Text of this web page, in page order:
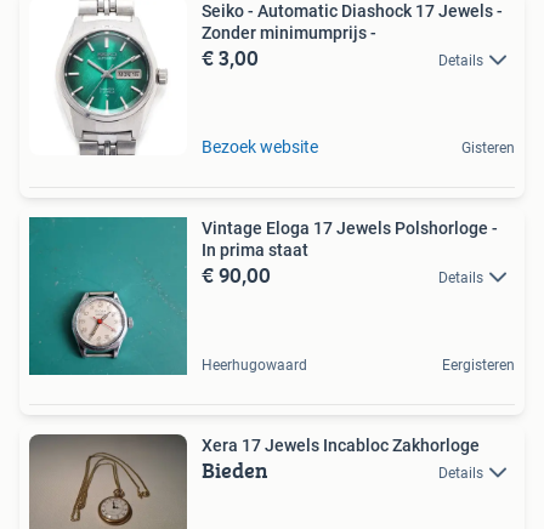
Seiko - Automatic Diashock 17 Jewels -
Zonder minimumprijs -
€ 3,00 Details
Bezoek website Gisteren
Vintage Eloga 17 Jewels Polshorloge -
In prima staat
€ 90,00 Details
Heerhugowaard Eergisteren
Xera 17 Jewels Incabloc Zakhorloge
Bieden Details